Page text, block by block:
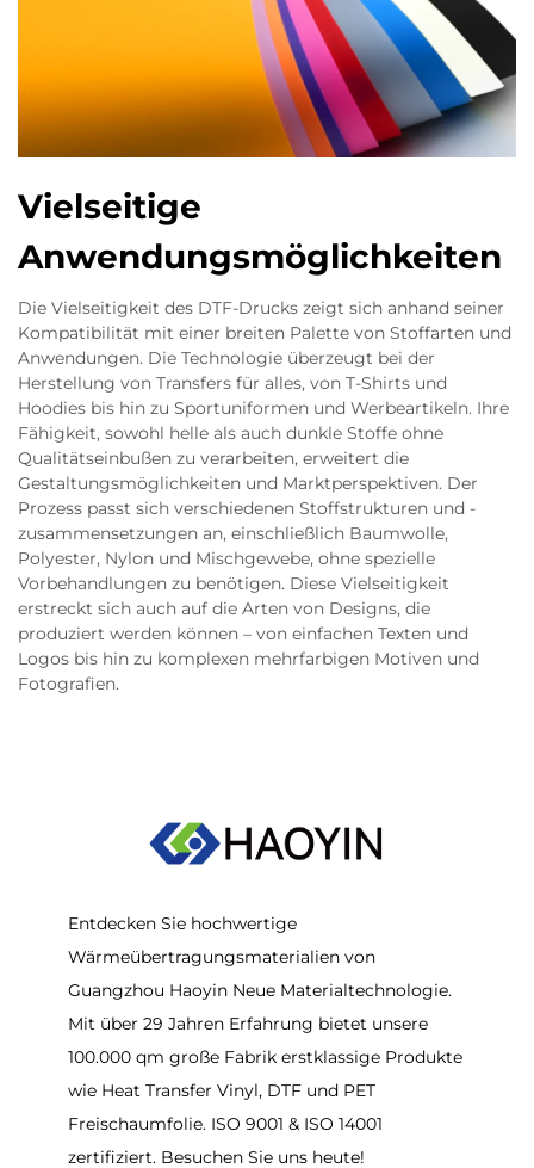
Vielseitige
Anwendungsmöglichkeiten
Die Vielseitigkeit des DTF-Drucks zeigt sich anhand seiner
Kompatibilität mit einer breiten Palette von Stoffarten und
Anwendungen. Die Technologie überzeugt bei der
Herstellung von Transfers für alles, von T-Shirts und
Hoodies bis hin zu Sportuniformen und Werbeartikeln. Ihre
Fähigkeit, sowohl helle als auch dunkle Stoffe ohne
Qualitätseinbußen zu verarbeiten, erweitert die
Gestaltungsmöglichkeiten und Marktperspektiven. Der
Prozess passt sich verschiedenen Stoffstrukturen und -
zusammensetzungen an, einschließlich Baumwolle,
Polyester, Nylon und Mischgewebe, ohne spezielle
Vorbehandlungen zu benötigen. Diese Vielseitigkeit
erstreckt sich auch auf die Arten von Designs, die
produziert werden können – von einfachen Texten und
Logos bis hin zu komplexen mehrfarbigen Motiven und
Fotografien.
Entdecken Sie hochwertige
Wärmeübertragungsmaterialien von
Guangzhou Haoyin Neue Materialtechnologie.
Mit über 29 Jahren Erfahrung bietet unsere
100.000 qm große Fabrik erstklassige Produkte
wie Heat Transfer Vinyl, DTF und PET
Freischaumfolie. ISO 9001 & ISO 14001
zertifiziert. Besuchen Sie uns heute!